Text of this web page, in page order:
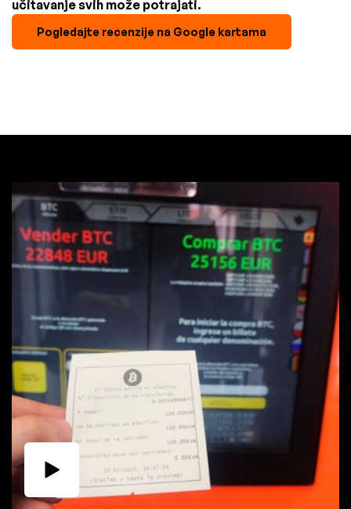
učitavanje svih može potrajati.
Pogledajte recenzije na Google kartama